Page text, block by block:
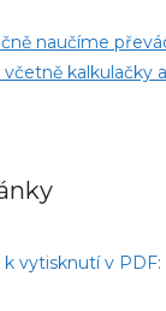
naučíme
kalkulačky
k vytisknutí v